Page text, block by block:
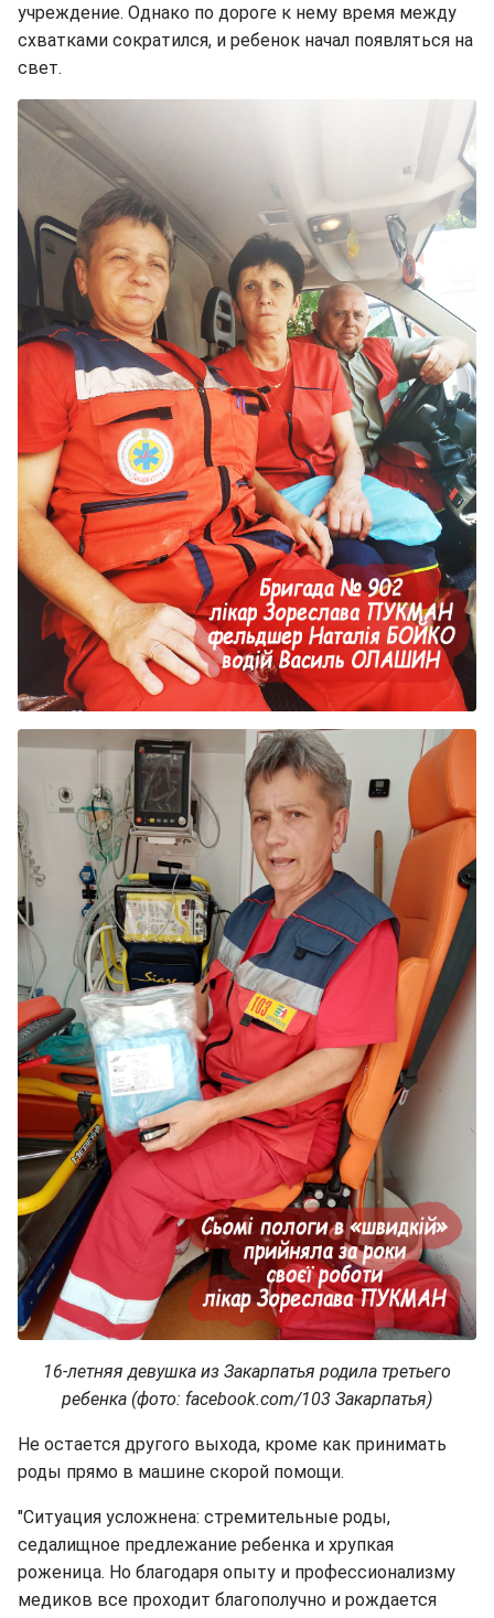
учреждение. Однако по дороге к нему время между
схватками сократился, и ребенок начал появляться на
свет.
16-летняя девушка из Закарпатья родила третьего
ребенка (фото: facebook.com/103 Закарпатья)
Не остается другого выхода, кроме как принимать
роды прямо в машине скорой помощи.
"Ситуация усложнена: стремительные роды,
седалищное предлежание ребенка и хрупкая
роженица. Но благодаря опыту и профессионализму
медиков все проходит благополучно и рождается